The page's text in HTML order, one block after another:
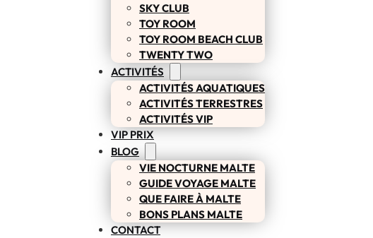
SKY CLUB
TOY ROOM
TOY ROOM BEACH CLUB
TWENTY TWO
ACTIVITÉS
ACTIVITÉS AQUATIQUES
ACTIVITÉS TERRESTRES
ACTIVITÉS VIP
VIP PRIX
BLOG
VIE NOCTURNE MALTE
GUIDE VOYAGE MALTE
QUE FAIRE À MALTE
BONS PLANS MALTE
CONTACT